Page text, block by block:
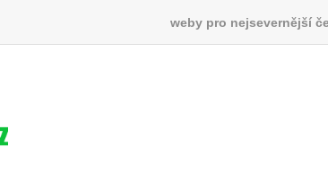
weby pro nejsevernější